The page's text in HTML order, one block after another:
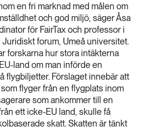
en fri marknad med målen om
och god miljö, säger Åsa
för FairTax och professor i
forum, Umeå universitet.
forskarna hur stora intäkterna
land om man införde en
flygbiljetter. Förslaget innebär att
flyger från en flygplats inom
som ankommer till en
ett icke-EU land, skulle få
skatt. Skatten är tänkt